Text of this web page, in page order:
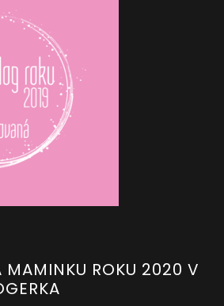
ROKU 2020 V